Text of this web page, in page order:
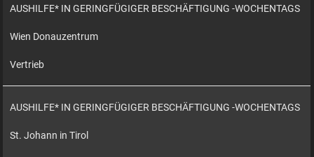
AUSHILFE* IN GERINGFÜGIGER BESCHÄFTIGUNG -WOCHENTAGS
Wien Donauzentrum
Vertrieb
AUSHILFE* IN GERINGFÜGIGER BESCHÄFTIGUNG -WOCHENTAGS
St. Johann in Tirol